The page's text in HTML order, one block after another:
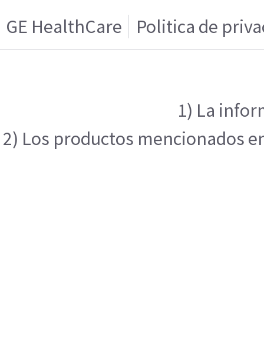
GE HealthCare Politica de
1) La
2) Los productos mencionados